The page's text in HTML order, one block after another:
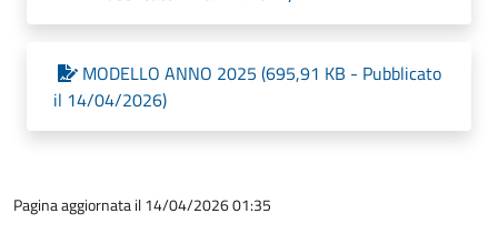
MODELLO ANNO 2025 (695,91 KB - Pubblicato
il 14/04/2026)
Pagina aggiornata il 14/04/2026 01:35